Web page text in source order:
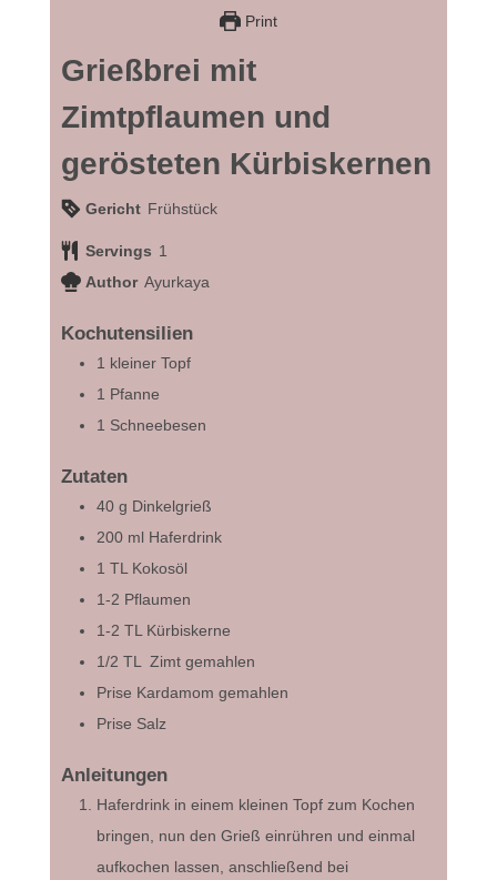
Print
Grießbrei mit
Zimtpflaumen und
gerösteten Kürbiskernen
Gericht Frühstück
Servings 1
Author Ayurkaya
Kochutensilien
1 kleiner Topf
1 Pfanne
1 Schneebesen
Zutaten
40 g Dinkelgrieß
200 ml Haferdrink
1 TL Kokosöl
1-2 Pflaumen
1-2 TL Kürbiskerne
1/2 TL
Zimt gemahlen
Prise Kardamom gemahlen
Prise Salz
Anleitungen
Haferdrink in einem kleinen Topf zum Kochen
bringen, nun den Grieß einrühren und einmal
aufkochen lassen, anschließend bei